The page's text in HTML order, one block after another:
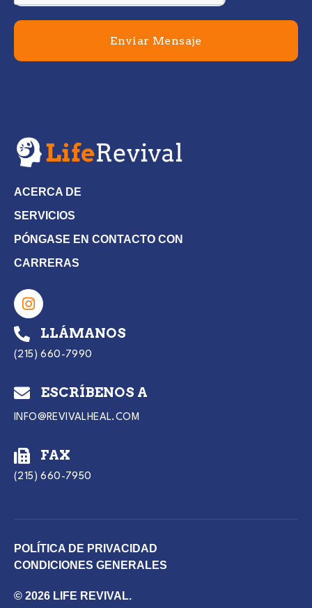
Enviar Mensaje
ACERCA DE
SERVICIOS
PÓNGASE EN CONTACTO CON
CARRERAS
LLÁMANOS
(215) 660-7990
ESCRÍBENOS A
INFO@REVIVALHEAL.COM
FAX
(215) 660-7950
© 2026 LIFE REVIVAL.
POLÍTICA DE PRIVACIDAD
CONDICIONES GENERALES